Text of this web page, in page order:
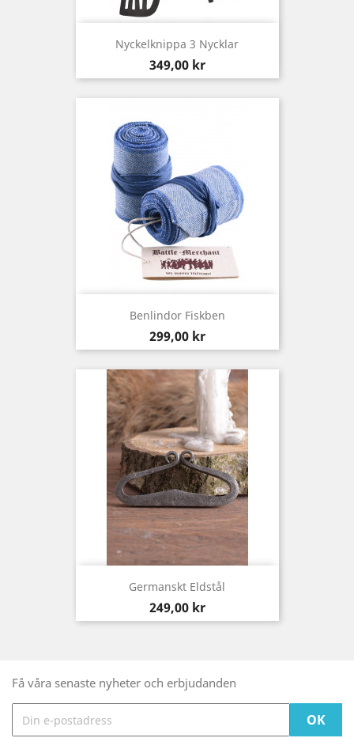
Nyckelknippa 3 Nycklar
Pris
349,00 kr
Benlindor Fiskben
Pris
299,00 kr
Germanskt Eldstål
Pris
249,00 kr
Få våra senaste nyheter och erbjudanden